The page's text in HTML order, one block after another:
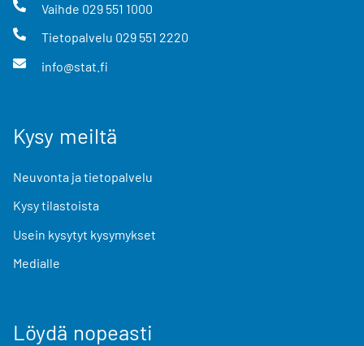
Vaihde 029 551 1000
Tietopalvelu 029 551 2220
info@stat.fi
Kysy meiltä
Neuvonta ja tietopalvelu
Kysy tilastoista
Usein kysytyt kysymykset
Medialle
Löydä nopeasti